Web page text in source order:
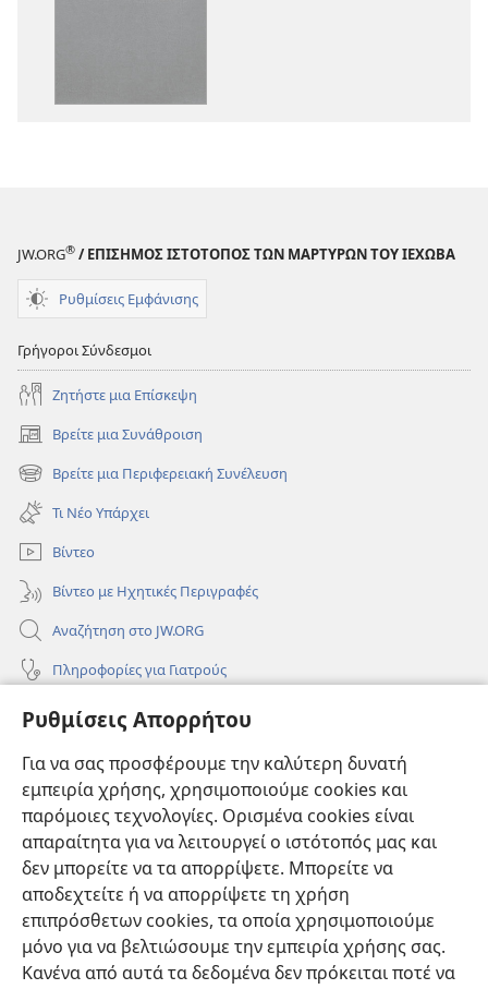
Ρυθμίσεις Απορρήτου
Για να σας προσφέρουμε την καλύτερη δυνατή
εμπειρία χρήσης, χρησιμοποιούμε cookies και
παρόμοιες τεχνολογίες. Ορισμένα cookies είναι
απαραίτητα για να λειτουργεί ο ιστότοπός μας και
δεν μπορείτε να τα απορρίψετε. Μπορείτε να
αποδεχτείτε ή να απορρίψετε τη χρήση
επιπρόσθετων cookies, τα οποία χρησιμοποιούμε
μόνο για να βελτιώσουμε την εμπειρία χρήσης σας.
Κανένα από αυτά τα δεδομένα δεν πρόκειται ποτέ να
JW.ORG® / ΕΠΙΣΗΜΟΣ ΙΣΤΟΤΟΠΟΣ ΤΩΝ ΜΑΡΤΥΡΩΝ ΤΟΥ ΙΕΧΩΒΑ
Ρυθμίσεις Εμφάνισης
Γρήγοροι Σύνδεσμοι
Ζητήστε μια Επίσκεψη
Βρείτε μια Συνάθροιση
(ανοίγει
νέο
παράθυρο)
Βρείτε μια Περιφερειακή Συνέλευση
(ανοίγει
νέο
παράθυρο)
Τι Νέο Υπάρχει
Βίντεο
Βίντεο με Ηχητικές Περιγραφές
Αναζήτηση στο JW.ORG
Πληροφορίες για Γιατρούς
Πληροφορίες για Επίσημους Φορείς και ΜΜΕ
Συνεισφορές
(ανοίγει
παράθυρο)ΔΙΑΔΙΚΤΥΑΚΗ ΒΙΒΛΙΟΘΗΚΗ της Σκοπιάς™
(ανοίγει
νέο
παράθυρο)
JW Hub
(ανοίγει
νέο
παράθυρο)JW Library®